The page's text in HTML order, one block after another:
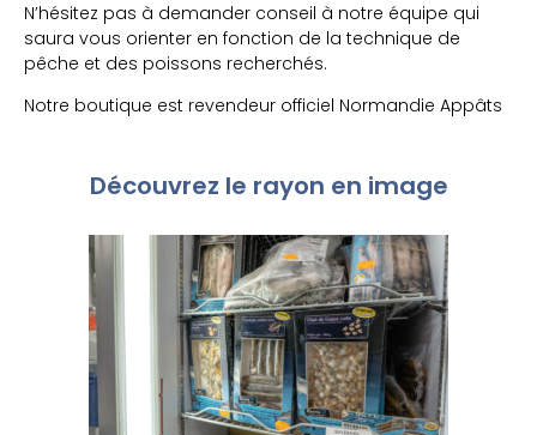
N’hésitez pas à demander conseil à notre équipe qui
saura vous orienter en fonction de la technique de
pêche et des poissons recherchés.
Notre boutique est revendeur officiel Normandie Appâts
Découvrez le rayon en image